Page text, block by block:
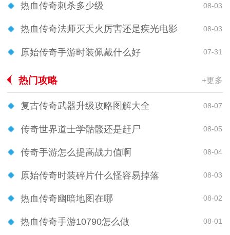
热血传奇刺杀多少级 08-03
热血传奇法师灭天火厉害还是疾光电影 08-03
原始传奇手游时装佩戴什么好 07-31
热门攻略 +更多
复古传奇武器升级攻略图解大全 08-07
传奇世界道士学骷髅还是赶尸 08-05
传奇手游怎么提高战力值啊 08-04
原始传奇时装碎片什么怪容易掉落 08-03
热血传奇幽暗地图在哪 08-02
热血传奇手游10790怎么做 08-01